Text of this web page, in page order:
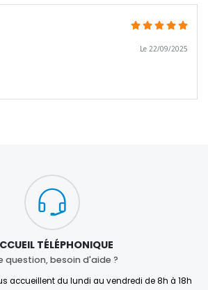
Le 22/09/2025
TÉLÉPHONIQUE
question, besoin d'aide ?
accueillent du lundi au vendredi de 8h à 18h